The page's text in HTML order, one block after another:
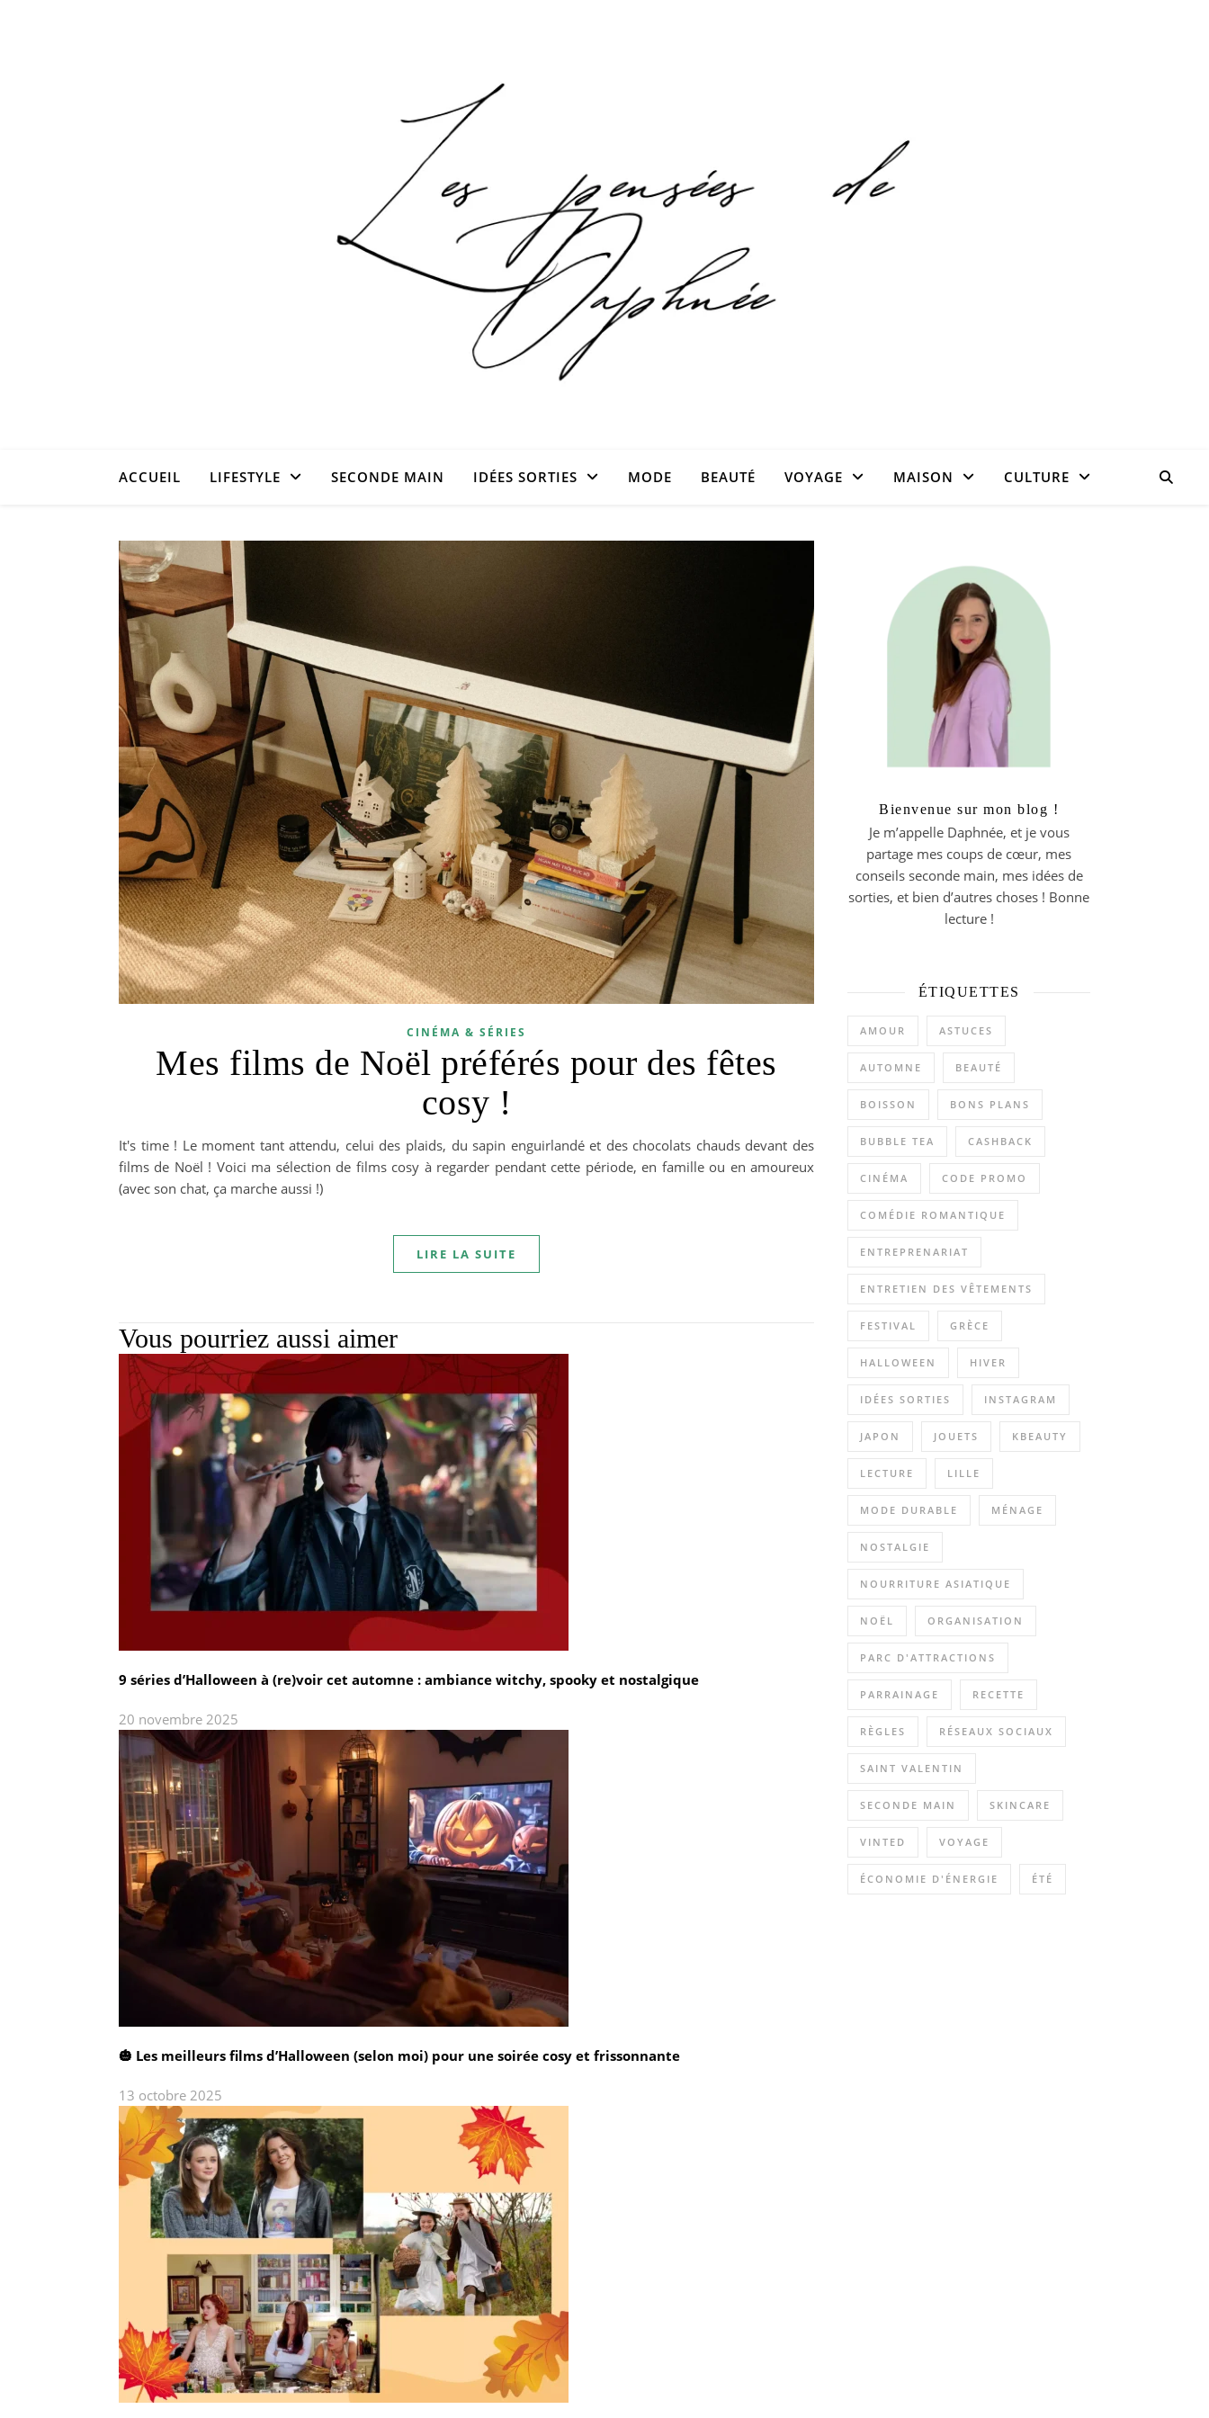
ACCUEIL LIFESTYLE SECONDE MAIN IDÉES SORTIES MODE BEAUTÉ VOYAGE MAISON CULTURE
CINÉMA & SÉRIES
Mes films de Noël préférés pour des fêtes
cosy !
It's time ! Le moment tant attendu, celui des plaids, du sapin enguirlandé et des chocolats chauds devant des
films de Noël ! Voici ma sélection de films cosy à regarder pendant cette période, en famille ou en amoureux
(avec son chat, ça marche aussi !)
LIRE LA SUITE
Vous pourriez aussi aimer
9 séries d’Halloween à (re)voir cet automne : ambiance witchy, spooky et nostalgique
20 novembre 2025
🎃 Les meilleurs films d’Halloween (selon moi) pour une soirée cosy et frissonnante
13 octobre 2025
Bienvenue sur mon blog !
Je m’appelle Daphnée, et je vous
partage mes coups de cœur, mes
conseils seconde main, mes idées de
sorties, et bien d’autres choses ! Bonne
lecture !
ÉTIQUETTES
AMOUR ASTUCES
AUTOMNE BEAUTÉ
BOISSON BONS PLANS
BUBBLE TEA CASHBACK
CINÉMA CODE PROMO
COMÉDIE ROMANTIQUE
ENTREPRENARIAT
ENTRETIEN DES VÊTEMENTS
FESTIVAL GRÈCE
HALLOWEEN HIVER
IDÉES SORTIES INSTAGRAM
JAPON JOUETS KBEAUTY
LECTURE LILLE
MODE DURABLE MÉNAGE
NOSTALGIE
NOURRITURE ASIATIQUE
NOËL ORGANISATION
PARC D'ATTRACTIONS
PARRAINAGE RECETTE
RÈGLES RÉSEAUX SOCIAUX
SAINT VALENTIN
SECONDE MAIN SKINCARE
VINTED VOYAGE
ÉCONOMIE D'ÉNERGIE ÉTÉ